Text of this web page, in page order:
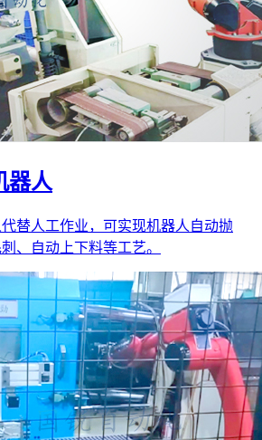
器人
替人工作业，可实现机器人自动抛
、自动上下料等工艺。